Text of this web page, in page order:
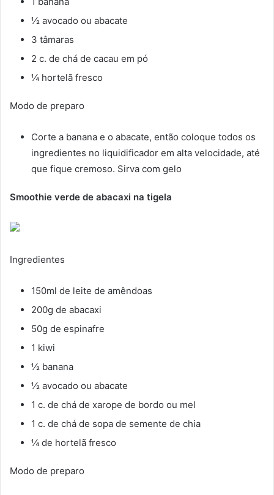
½ avocado ou abacate
3 tâmaras
2 c. de chá de cacau em pó
¼ hortelã fresco
Modo de preparo
Corte a banana e o abacate, então coloque todos os
ingredientes no liquidificador em alta velocidade, até
que fique cremoso. Sirva com gelo
Smoothie verde de abacaxi na tigela
Ingredientes
150ml de leite de amêndoas
200g de abacaxi
50g de espinafre
1 kiwi
½ banana
½ avocado ou abacate
1 c. de chá de xarope de bordo ou mel
1 c. de chá de sopa de semente de chia
¼ de hortelã fresco
Modo de preparo